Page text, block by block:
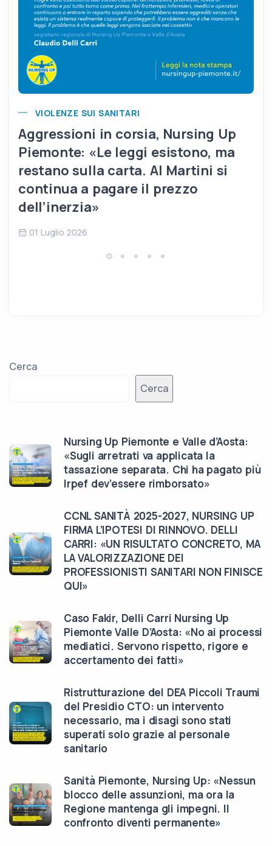
VIOLENZE SUI SANITARI
Aggressioni in corsia, Nursing Up
Piemonte: «Le leggi esistono, ma
restano sulla carta. Al Martini si
continua a pagare il prezzo
dell’inerzia»
01 Luglio 2026
Cerca
Cerca
Nursing Up Piemonte e Valle d’Aosta:
«Sugli arretrati va applicata la
tassazione separata. Chi ha pagato più
Irpef dev’essere rimborsato»
CCNL SANITÀ 2025-2027, NURSING UP
FIRMA L’IPOTESI DI RINNOVO. DELLI
CARRI: «UN RISULTATO CONCRETO, MA
LA VALORIZZAZIONE DEI
PROFESSIONISTI SANITARI NON FINISCE
QUI»
Caso Fakir, Delli Carri Nursing Up
Piemonte Valle D’Aosta: «No ai processi
mediatici. Servono rispetto, rigore e
accertamento dei fatti»
Ristrutturazione del DEA Piccoli Traumi
del Presidio CTO: un intervento
necessario, ma i disagi sono stati
superati solo grazie al personale
sanitario
Sanità Piemonte, Nursing Up: «Nessun
blocco delle assunzioni, ma ora la
Regione mantenga gli impegni. Il
confronto diventi permanente»